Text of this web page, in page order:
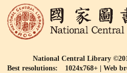
National Central Library
Best resolutions: 1024x768+ | Web